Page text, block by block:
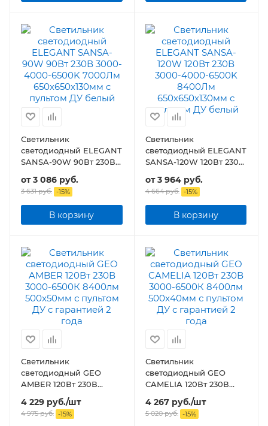
Светильник
светодиодный ELEGANT
SANSA-90W 90Вт 230В
7000Лм 650х650х130мм
c пультом ДУ белый
от3 086 руб.
3 631 руб. -15%
В корзину
Светильник
светодиодный ELEGANT
SANSA-120W 120Вт 230В
8400Лм 650х650х130мм
c пультом ДУ белый
от3 964 руб.
4 664 руб. -15%
В корзину
Светильник
светодиодный GEO
AMBER 120Вт 230В
3000-6500К 8400лм
500x50мм с пультом ДУ
4 229 руб./шт
4 975руб. -15%
Светильник
светодиодный GEO
CAMELIA 120Вт 230В
3000-6500К 8400лм
500x40мм с пультом ДУ
4 267руб./шт
5 020руб. -15%